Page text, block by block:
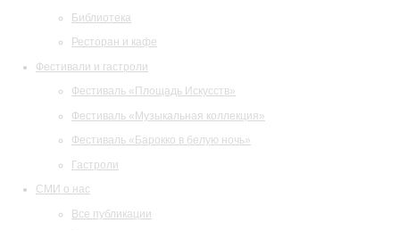
Библиотека
Ресторан и кафе
Фестивали и гастроли
Фестиваль «Площадь Искусств»
Фестиваль «Музыкальная коллекция»
Фестиваль «Барокко в белую ночь»
Гастроли
СМИ о нас
Все публикации